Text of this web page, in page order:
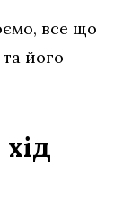
все що
його